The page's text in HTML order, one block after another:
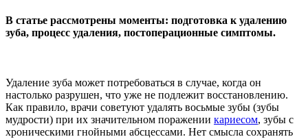
В статье рассмотрены моменты: подготовка к удалению
зуба, процесс удаления, постоперационные симптомы.
Удаление зуба может потребоваться в случае, когда он
настолько разрушен, что уже не подлежит восстановлению.
Как правило, врачи советуют удалять восьмые зубы (зубы
мудрости) при их значительном поражении кариесом, зубы с
хроническими гнойными абсцессами. Нет смысла сохранять